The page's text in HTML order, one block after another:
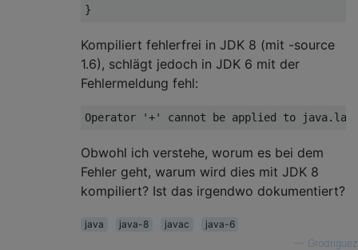
}
Kompiliert fehlerfrei in JDK 8 (mit -source
1.6), schlägt jedoch in JDK 6 mit der
Fehlermeldung fehl:
Operator '+' cannot be applied to java.
Obwohl ich verstehe, worum es bei dem
Fehler geht, warum wird dies mit JDK 8
kompiliert? Ist das irgendwo dokumentiert?
java java-8 javac
java-6
Grodriguez